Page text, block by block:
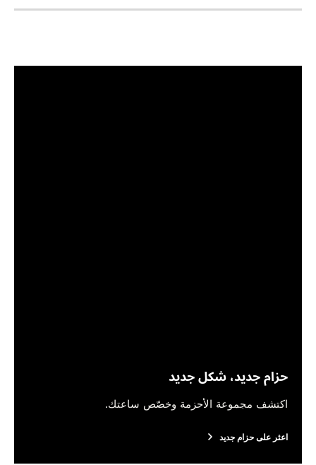
حزام جديد، شكل جديد
اكتشف مجموعة الأحزمة وخصّص ساعتك.
اعثر على حزام جديد